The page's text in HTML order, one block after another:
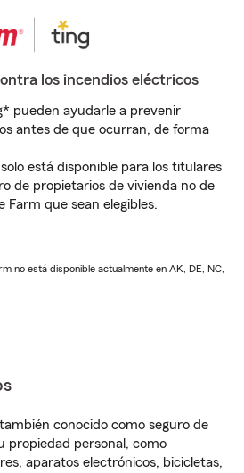
los incendios eléctricos
pueden ayudarle a prevenir
antes de que ocurran, de forma
está disponible para los titulares
de propietarios de vivienda no de
Farm que sean elegibles.
no está disponible actualmente en AK, DE, NC,
conocido como seguro de
propiedad personal, como
aparatos electrónicos, bicicletas,